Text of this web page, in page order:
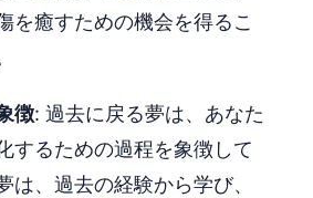
を癒すための機会を得るこ
徴: 過去に戻る夢は、あなた
するための過程を象徴して
は、過去の経験から学び、